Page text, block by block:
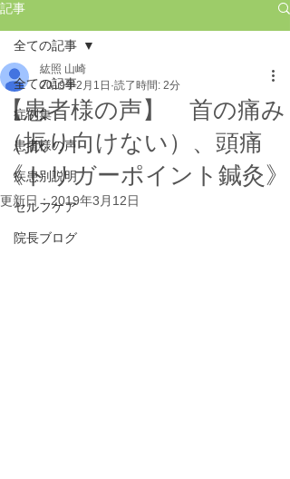
記事
全ての記事
症例集
患者様の声
疾患別説明
セルフケア
院長ブログ
全ての記事
【患者様の声】 首の痛み
（振り向けない）、頭痛
《トリガーポイント鍼灸》
紘照 山崎
2019年2月1日 読了時間: 2分
更新日：2019年3月12日